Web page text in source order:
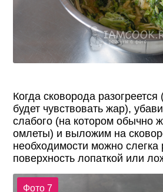
Когда сковорода
будет чувствовать жар),
слабого (на котором обычно
омлеты) и выложим на
необходимости можно слегка
поверхность лопаткой или
Фото 7